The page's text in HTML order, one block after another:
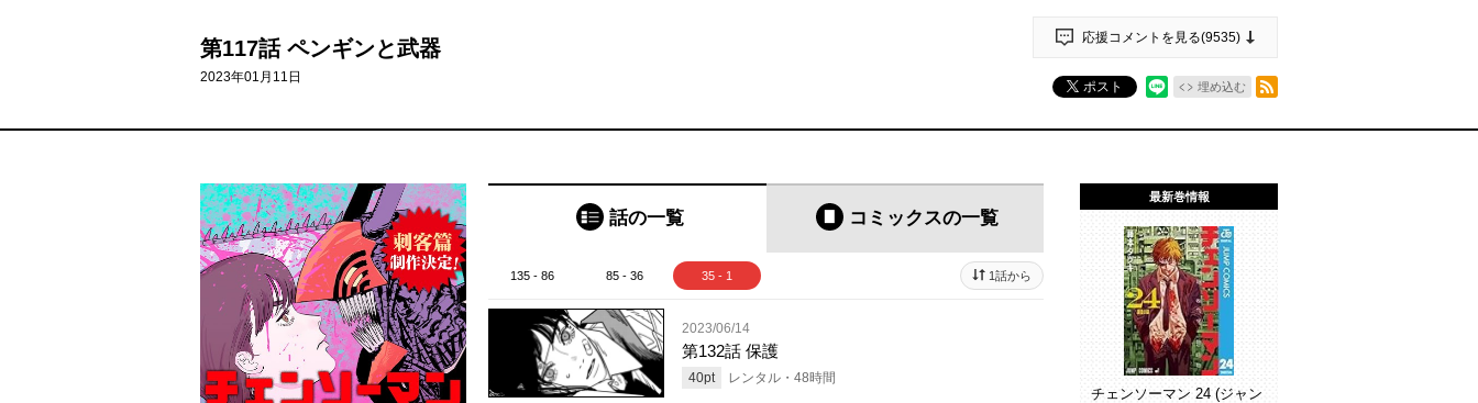
第117話 ペンギンと武器
2023年01月11日
応援コメントを見る(9535)
ポスト 埋め込む
話の一覧 コミックスの一覧
135 - 86 85 - 36 35 - 1 1話から
2023/06/14
第132話 保護
40pt レンタル・ 48時間
最新巻情報
チェンソーマン 24 (ジャン